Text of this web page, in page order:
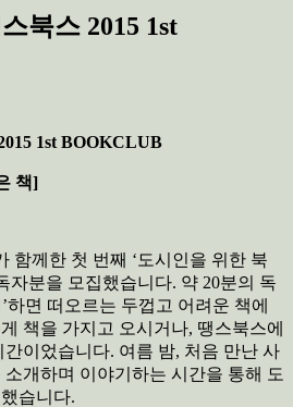
북스 2015 1st
1st BOOKCLUB
책]
함께한 첫 번째 ‘도시인을 위한 북
자분을 모집했습니다. 약 20분의 독
하면 떠오르는 두껍고 어려운 책에
책을 가지고 오시거나, 땡스북스에
이었습니다. 여름 밤, 처음 만난 사
개하며 이야기하는 시간을 통해 도
습니다.